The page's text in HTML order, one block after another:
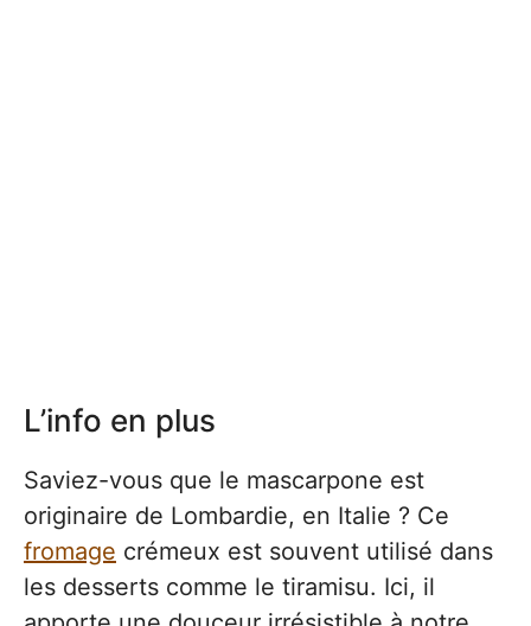
L’info en plus
Saviez-vous que le mascarpone est
originaire de Lombardie, en Italie ? Ce
fromage crémeux est souvent utilisé dans
les desserts comme le tiramisu. Ici, il